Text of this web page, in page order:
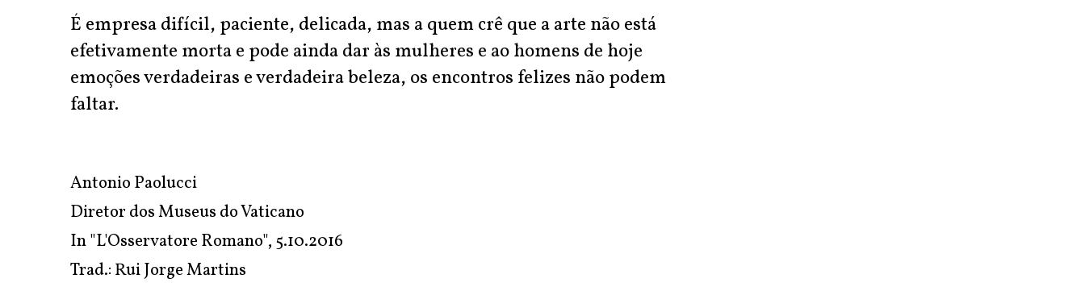
É empresa difícil, paciente, delicada, mas a quem crê que a arte não está
efetivamente morta e pode ainda dar às mulheres e ao homens de hoje
emoções verdadeiras e verdadeira beleza, os encontros felizes não podem
faltar.
Antonio Paolucci
Diretor dos Museus do Vaticano
In"L'Osservatore Romano", 5.10.2016
Trad.: Rui Jorge Martins